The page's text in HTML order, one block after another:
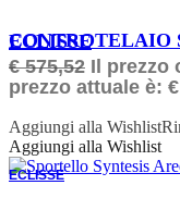
ORDINABILE
CONTROTELAIO SYNTESIS LINE 900×2400 – ECLISSE
€575,52 Il prezzo
prezzo attuale è:
Aggiungi alla Wishlist
Aggiungi alla Wishlist
ECLISSE